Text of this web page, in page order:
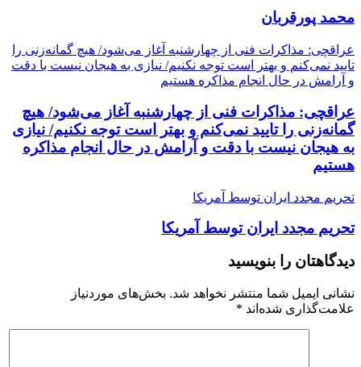
محمد پورقربان
عراقچی: مذاکرات فنی از چهارشنبه آغاز می‌شود/ هیچ گمانه‌زنی را
تایید نمی‌کنم و بهتر است توجه نکنیم/ نیازی به هیجان نیست با دقت
و آرامش در حال انجام مذاکره هستیم
عراقچی: مذاکرات فنی از چهارشنبه آغاز می‌شود/ هیچ
گمانه‌زنی را تایید نمی‌کنم و بهتر است توجه نکنیم/ نیازی
به هیجان نیست با دقت و آرامش در حال انجام مذاکره
هستیم
تحریم مجدد ایران توسط آمریکا
تحریم مجدد ایران توسط آمریکا
دیدگاهتان را بنویسید
نشانی ایمیل شما منتشر نخواهد شد. بخش‌های موردنیاز
علامت‌گذاری شده‌اند *